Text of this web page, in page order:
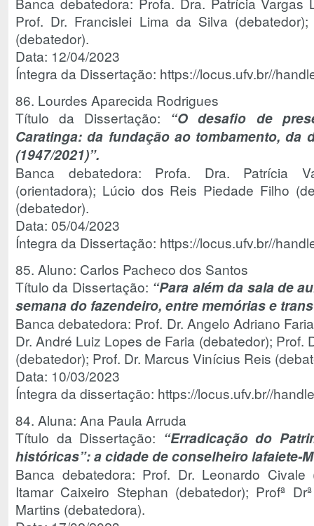
Prof. Dr. Francislei Lima da Silva
(debatedor).
Data: 12/04/2023
Íntegra da Dissertação: https://locus.ufv.br//
86. Lourdes Aparecida Rodrigues
Título da Dissertação: “O desafio de
Caratinga: da fundação ao tombamento, da
(1947/2021)”.
Banca debatedora: Profa. Dra. Patrícia
(orientadora); Lúcio dos Reis Piedade Filho
(debatedor).
Data: 05/04/2023
Íntegra da Dissertação: https://locus.ufv.br//
85. Aluno: Carlos Pacheco dos Santos
Título da Dissertação: “Para além da sala de
semana do fazendeiro, entre memórias e
Banca debatedora: Prof. Dr. Angelo Adriano
Dr. André Luiz Lopes de Faria (debatedor); Prof.
(debatedor); Prof. Dr. Marcus Vinícius Reis
Data: 10/03/2023
Íntegra da dissertação: https://locus.ufv.br//
84. Aluna: Ana Paula Arruda
Título da Dissertação: “Erradicação do
históricas”: a cidade de conselheiro lafaiete-
Banca debatedora: Prof. Dr. Leonardo Civale
Itamar Caixeiro Stephan (debatedor); Profª
Martins (debatedora).